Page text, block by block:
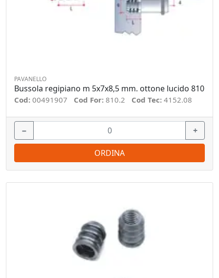
PAVANELLO
Bussola regipiano m 5x7x8,5 mm. ottone lucido 810
Cod: 00491907 Cod For: 810.2 Cod Tec: 4152.08
− +
ORDINA